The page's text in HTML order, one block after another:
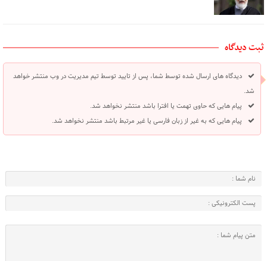
ثبت دیدگاه
دیدگاه های ارسال شده توسط شما، پس از تایید توسط تیم مدیریت در وب منتشر خواهد
شد.
پیام هایی که حاوی تهمت یا افترا باشد منتشر نخواهد شد.
پیام هایی که به غیر از زبان فارسی یا غیر مرتبط باشد منتشر نخواهد شد.